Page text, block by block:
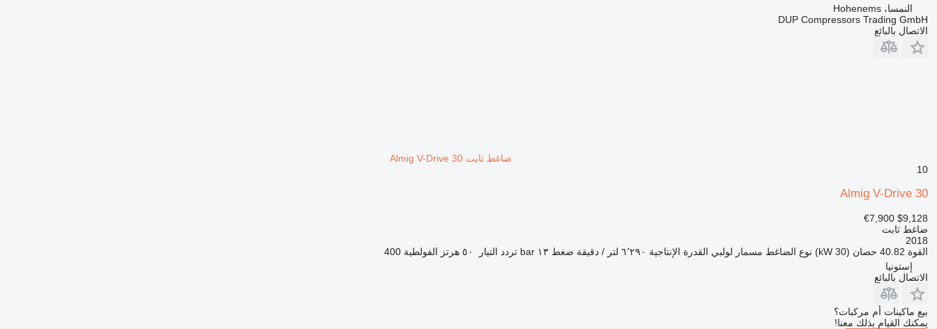
النمسا، Hohenems
DUP Compressors Trading GmbH
الاتصال بالبائع
ضاغط ثابت Almig V-Drive 30
10
Almig V-Drive 30
$9,128
€7,900
ضاغط ثابت
2018
القوة 40.82 حصان (30 kW) نوع الضاغط مسمار لولبي القدرة الإنتاجية ٦٬٢٩٠ لتر / دقيقة ضغط ١٣ bar تردد التيار ٥٠ هرتز الفولطية 400
إستونيا
الاتصال بالبائع
بيع ماكينات أم مركبات؟
يمكنك القيام بذلك معنا!